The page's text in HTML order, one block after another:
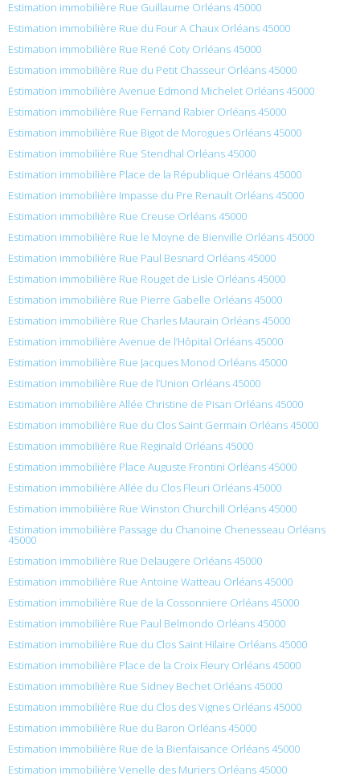
Estimation immobilière Rue Guillaume Orléans 45000
Estimation immobilière Rue du Four A Chaux Orléans 45000
Estimation immobilière Rue René Coty Orléans 45000
Estimation immobilière Rue du Petit Chasseur Orléans 45000
Estimation immobilière Avenue Edmond Michelet Orléans 45000
Estimation immobilière Rue Fernand Rabier Orléans 45000
Estimation immobilière Rue Bigot de Morogues Orléans 45000
Estimation immobilière Rue Stendhal Orléans 45000
Estimation immobilière Place de la République Orléans 45000
Estimation immobilière Impasse du Pre Renault Orléans 45000
Estimation immobilière Rue Creuse Orléans 45000
Estimation immobilière Rue le Moyne de Bienville Orléans 45000
Estimation immobilière Rue Paul Besnard Orléans 45000
Estimation immobilière Rue Rouget de Lisle Orléans 45000
Estimation immobilière Rue Pierre Gabelle Orléans 45000
Estimation immobilière Rue Charles Maurain Orléans 45000
Estimation immobilière Avenue de l’Hôpital Orléans 45000
Estimation immobilière Rue Jacques Monod Orléans 45000
Estimation immobilière Rue de l’Union Orléans 45000
Estimation immobilière Allée Christine de Pisan Orléans 45000
Estimation immobilière Rue du Clos Saint Germain Orléans 45000
Estimation immobilière Rue Reginald Orléans 45000
Estimation immobilière Place Auguste Frontini Orléans 45000
Estimation immobilière Allée du Clos Fleuri Orléans 45000
Estimation immobilière Rue Winston Churchill Orléans 45000
Estimation immobilière Passage du Chanoine Chenesseau Orléans
45000
Estimation immobilière Rue Delaugere Orléans 45000
Estimation immobilière Rue Antoine Watteau Orléans 45000
Estimation immobilière Rue de la Cossonniere Orléans 45000
Estimation immobilière Rue Paul Belmondo Orléans 45000
Estimation immobilière Rue du Clos Saint Hilaire Orléans 45000
Estimation immobilière Place de la Croix Fleury Orléans 45000
Estimation immobilière Rue Sidney Bechet Orléans 45000
Estimation immobilière Rue du Clos des Vignes Orléans 45000
Estimation immobilière Rue du Baron Orléans 45000
Estimation immobilière Rue de la Bienfaisance Orléans 45000
Estimation immobilière Venelle des Muriers Orléans 45000